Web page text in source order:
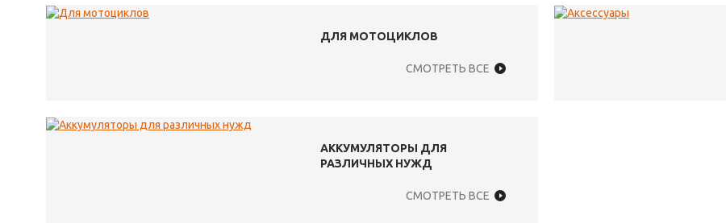
ДЛЯ МОТОЦИКЛОВ
СМОТРЕТЬ ВСЕ
АККУМУЛЯТОРЫ ДЛЯ
РАЗЛИЧНЫХ НУЖД
СМОТРЕТЬ ВСЕ